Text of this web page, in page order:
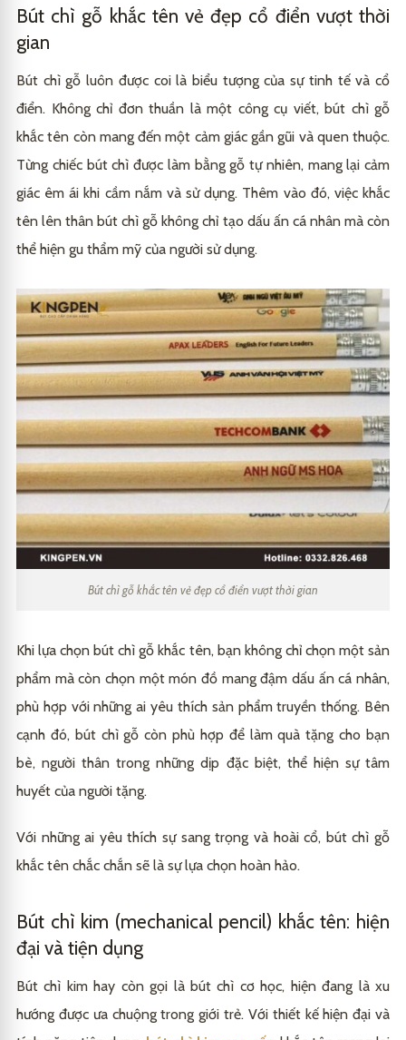
Bút chì gỗ khắc tên vẻ đẹp cổ điển vượt thời
gian
Bút chì gỗ luôn được coi là biểu tượng của sự tinh tế và cổ
điển. Không chỉ đơn thuần là một công cụ viết, bút chì gỗ
khắc tên còn mang đến một cảm giác gần gũi và quen thuộc.
Từng chiếc bút chì được làm bằng gỗ tự nhiên, mang lại cảm
giác êm ái khi cầm nắm và sử dụng. Thêm vào đó, việc khắc
tên lên thân bút chì gỗ không chỉ tạo dấu ấn cá nhân mà còn
thể hiện gu thẩm mỹ của người sử dụng.
Bút chì gỗ khắc tên vẻ đẹp cổ điển vượt thời gian
Khi lựa chọn bút chì gỗ khắc tên, bạn không chỉ chọn một sản
phẩm mà còn chọn một món đồ mang đậm dấu ấn cá nhân,
phù hợp với những ai yêu thích sản phẩm truyền thống. Bên
cạnh đó, bút chì gỗ còn phù hợp để làm quà tặng cho bạn
bè, người thân trong những dịp đặc biệt, thể hiện sự tâm
huyết của người tặng.
Với những ai yêu thích sự sang trọng và hoài cổ, bút chì gỗ
khắc tên chắc chắn sẽ là sự lựa chọn hoàn hảo.
Bút chì kim (mechanical pencil) khắc tên: hiện
đại và tiện dụng
Bút chì kim hay còn gọi là bút chì cơ học, hiện đang là xu
hướng được ưa chuộng trong giới trẻ. Với thiết kế hiện đại và